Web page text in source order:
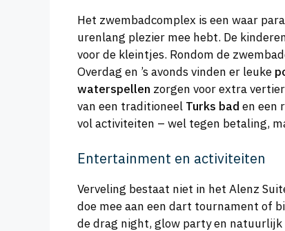
Het zwembadcomplex is een waar
urenlang plezier mee hebt. De
voor de kleintjes. Rondom de
Overdag en ’s avonds vinden er leuke
waterspellen zorgen voor extra
van een traditioneel Turks bad en een
vol activiteiten – wel tegen betaling,
Entertainment en activiteiten
Verveling bestaat niet in het Alenz
doe mee aan een dart tournament of
de drag night, glow party en natuurlijk